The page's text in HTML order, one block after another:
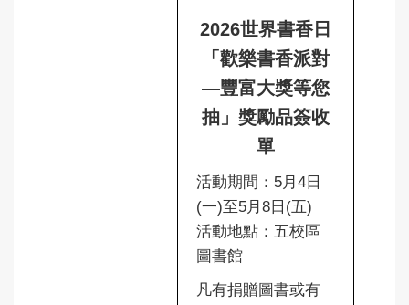
2026世界書香日
「歡樂書香派對
—豐富大獎等您
抽」獎勵品簽收
單
活動期間：5月4日
(一)至5月8日(五)
活動地點：五校區
圖書館
凡有捐贈圖書或有